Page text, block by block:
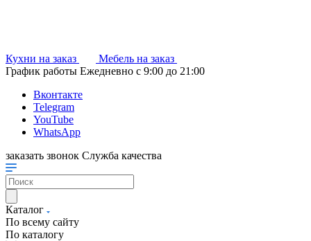
Кухни на заказ
Мебель на заказ
График работы Ежедневно с 9:00 до 21:00
Вконтакте
Telegram
YouTube
WhatsApp
заказать звонок Служба качества
Каталог
По всему сайту
По каталогу